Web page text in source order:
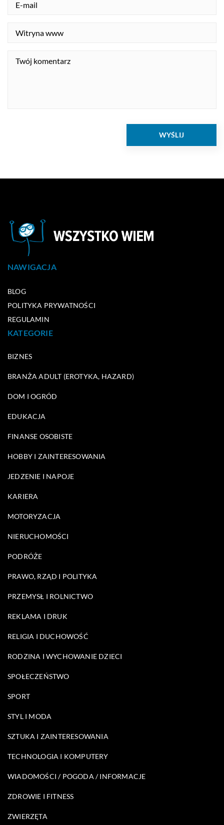
NAWIGACJA
BLOG
POLITYKA PRYWATNOŚCI
REGULAMIN
KATEGORIE
BIZNES
BRANŻA ADULT (EROTYKA, HAZARD)
DOM I OGRÓD
EDUKACJA
FINANSE OSOBISTE
HOBBY I ZAINTERESOWANIA
JEDZENIE I NAPOJE
KARIERA
MOTORYZACJA
NIERUCHOMOŚCI
PODRÓŻE
PRAWO, RZĄD I POLITYKA
PRZEMYSŁ I ROLNICTWO
REKLAMA I DRUK
RELIGIA I DUCHOWOŚĆ
RODZINA I WYCHOWANIE DZIECI
SPOŁECZEŃSTWO
SPORT
STYL I MODA
SZTUKA I ZAINTERESOWANIA
TECHNOLOGIA I KOMPUTERY
WIADOMOŚCI / POGODA / INFORMACJE
ZDROWIE I FITNESS
ZWIERZĘTA